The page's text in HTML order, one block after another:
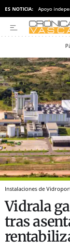
ES NOTICIA: Apoyo
Instalaciones de
Vidrala
tras